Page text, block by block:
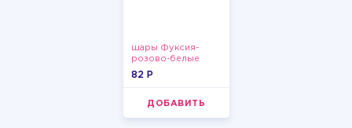
шары Фуксия-
розово-белые
пастельные
82 P
ДОБАВИТЬ